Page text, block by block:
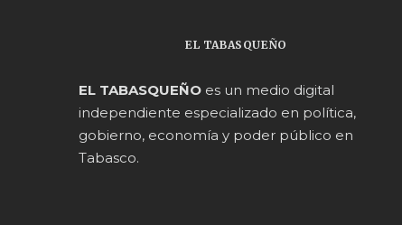
EL TABASQUEÑO
EL TABASQUEÑO es un medio digital
independiente especializado en política,
gobierno, economía y poder público en
Tabasco.